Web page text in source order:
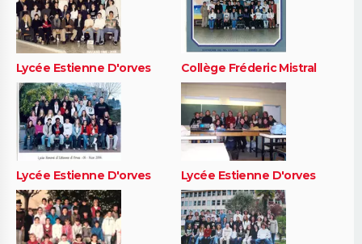
Lycée Estienne D'orves Collège Fréderic Mistral
Lycée Estienne D'orves Lycée Estienne D'orves